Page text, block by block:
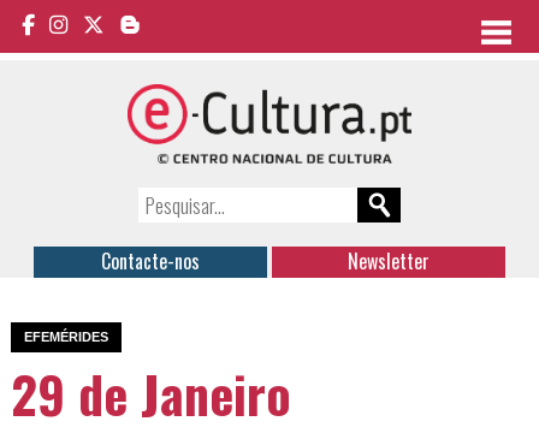
Contacte-nos Newsletter
EFEMÉRIDES
29 de Janeiro